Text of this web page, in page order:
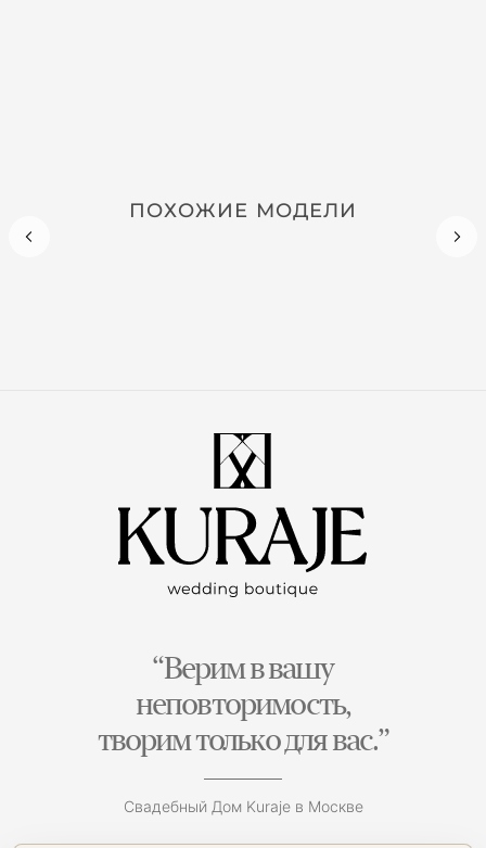
ПОХОЖИЕ МОДЕЛИ
“Верим в вашу
неповторимость,
творим только для вас.”
Свадебный Дом Kuraje в Москве